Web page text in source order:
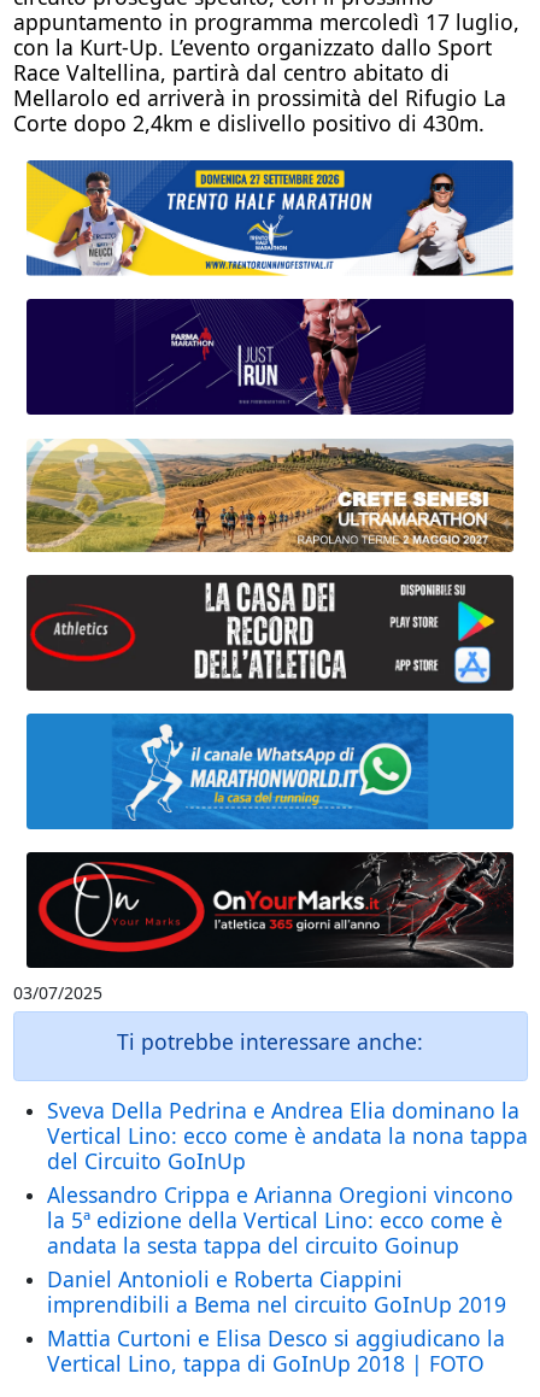
appuntamento in programma mercoledì 17 luglio,
con la Kurt-Up. L’evento organizzato dallo Sport
Race Valtellina, partirà dal centro abitato di
Mellarolo ed arriverà in prossimità del Rifugio La
Corte dopo 2,4km e dislivello positivo di 430m.
03/07/2025
Ti potrebbe interessare anche:
Sveva Della Pedrina e Andrea Elia dominano la
Vertical Lino: ecco come è andata la nona tappa
del Circuito GoInUp
Alessandro Crippa e Arianna Oregioni vincono
la 5ª edizione della Vertical Lino: ecco come è
andata la sesta tappa del circuito Goinup
Daniel Antonioli e Roberta Ciappini
imprendibili a Bema nel circuito GoInUp 2019
Mattia Curtoni e Elisa Desco si aggiudicano la
Vertical Lino, tappa di GoInUp 2018 | FOTO